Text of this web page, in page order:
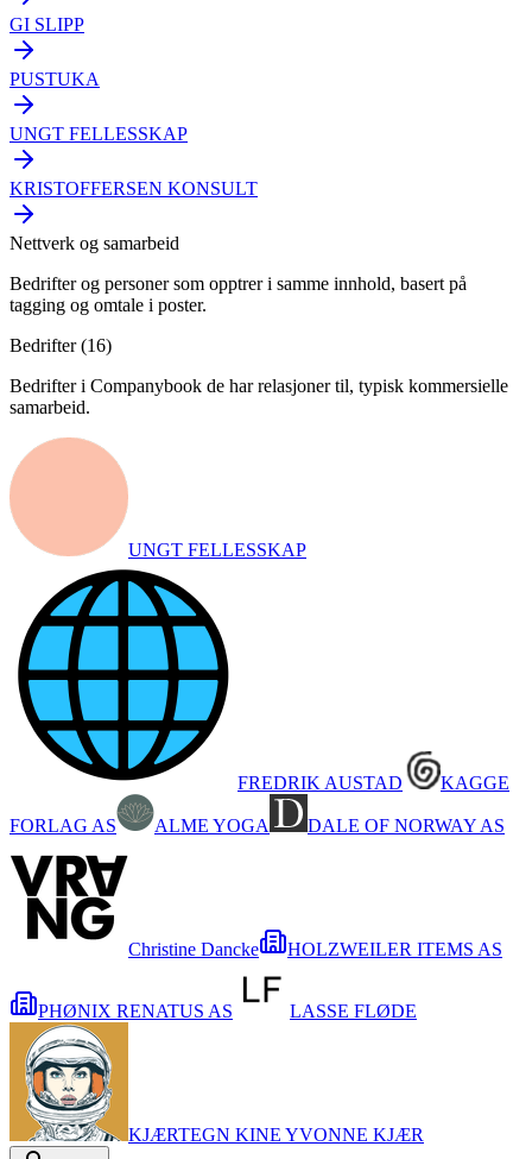
GI SLIPP
PUSTUKA
UNGT FELLESSKAP
KRISTOFFERSEN KONSULT
Nettverk og samarbeid
Bedrifter og personer som opptrer i samme innhold, basert på
tagging og omtale i poster.
Bedrifter (16)
Bedrifter i Companybook de har relasjoner til, typisk kommersielle
samarbeid.
UNGT FELLESSKAP
FREDRIK AUSTAD KAGGE
FORLAG AS ALME YOGA DALE OF NORWAY AS
Christine Dancke HOLZWEILER ITEMS AS
PHØNIX RENATUS AS LASSE FLØDE
KJÆRTEGN KINE YVONNE KJÆR